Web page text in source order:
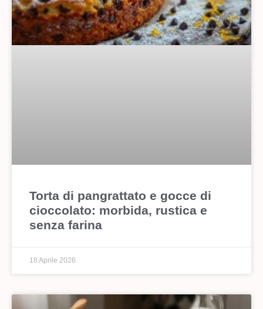
Torta di pangrattato e gocce di
cioccolato: morbida, rustica e
senza farina
18 Aprile 2026